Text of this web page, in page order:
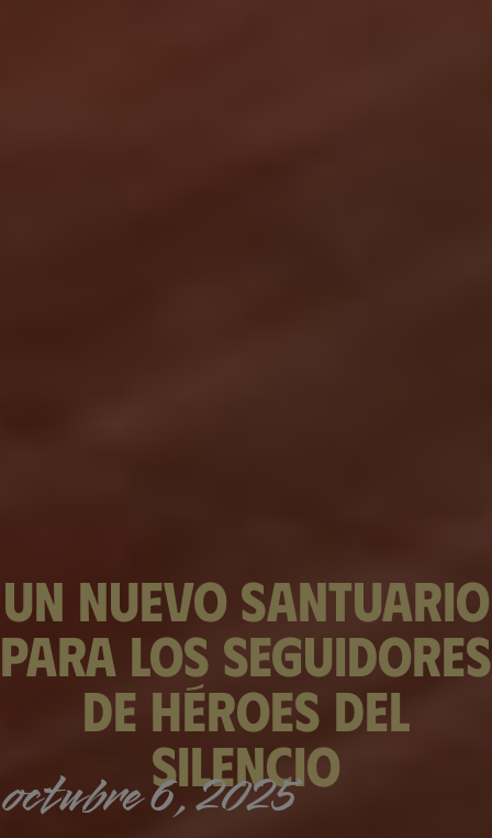
Un nuevo santuario
para los seguidores
de Héroes del
Silencio
octubre 6, 2025